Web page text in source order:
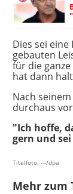
Dies sei
gebauten
für die
hat dann
Nach
durchaus
"Ich hoffe,
gern und
Titelfoto: ---/dpa
Mehr zum